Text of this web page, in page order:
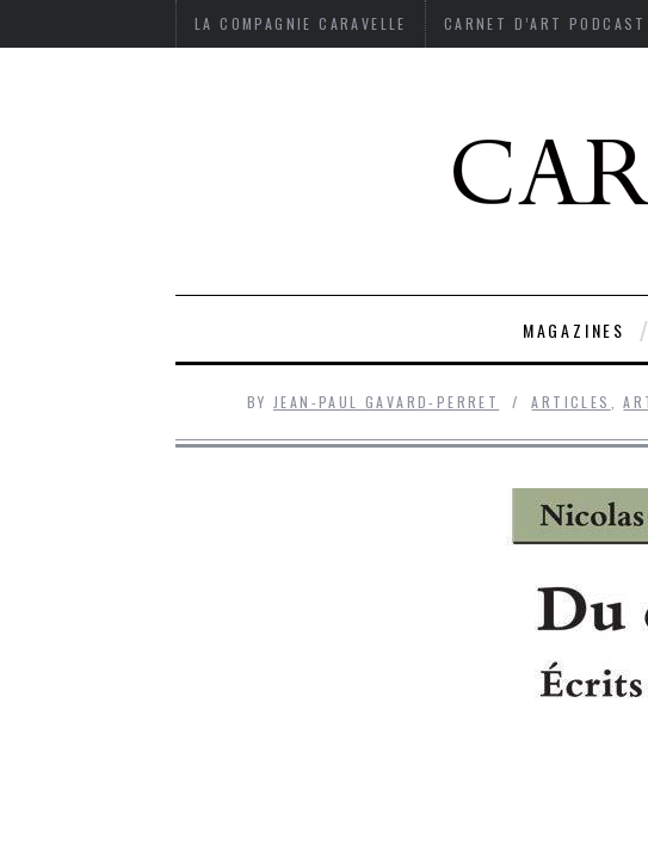
LA COMPAGNIE CARAVELLE CARNET D’ART PODCAST
MAGAZINES
BY JEAN-PAUL GAVARD-PERRET ARTICLES ,